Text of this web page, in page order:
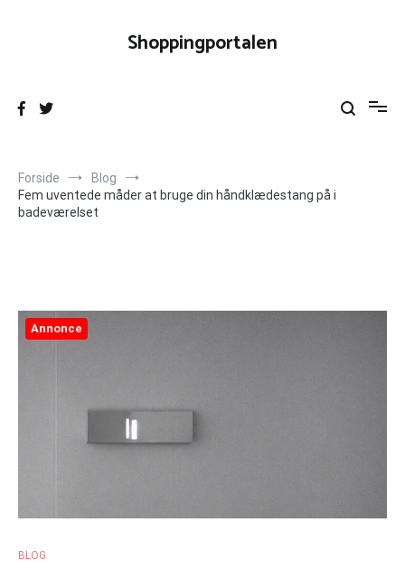
Shoppingportalen
Forside
Blog
Fem uventede måder at bruge din håndklædestang på i
badeværelset
Annonce
BLOG